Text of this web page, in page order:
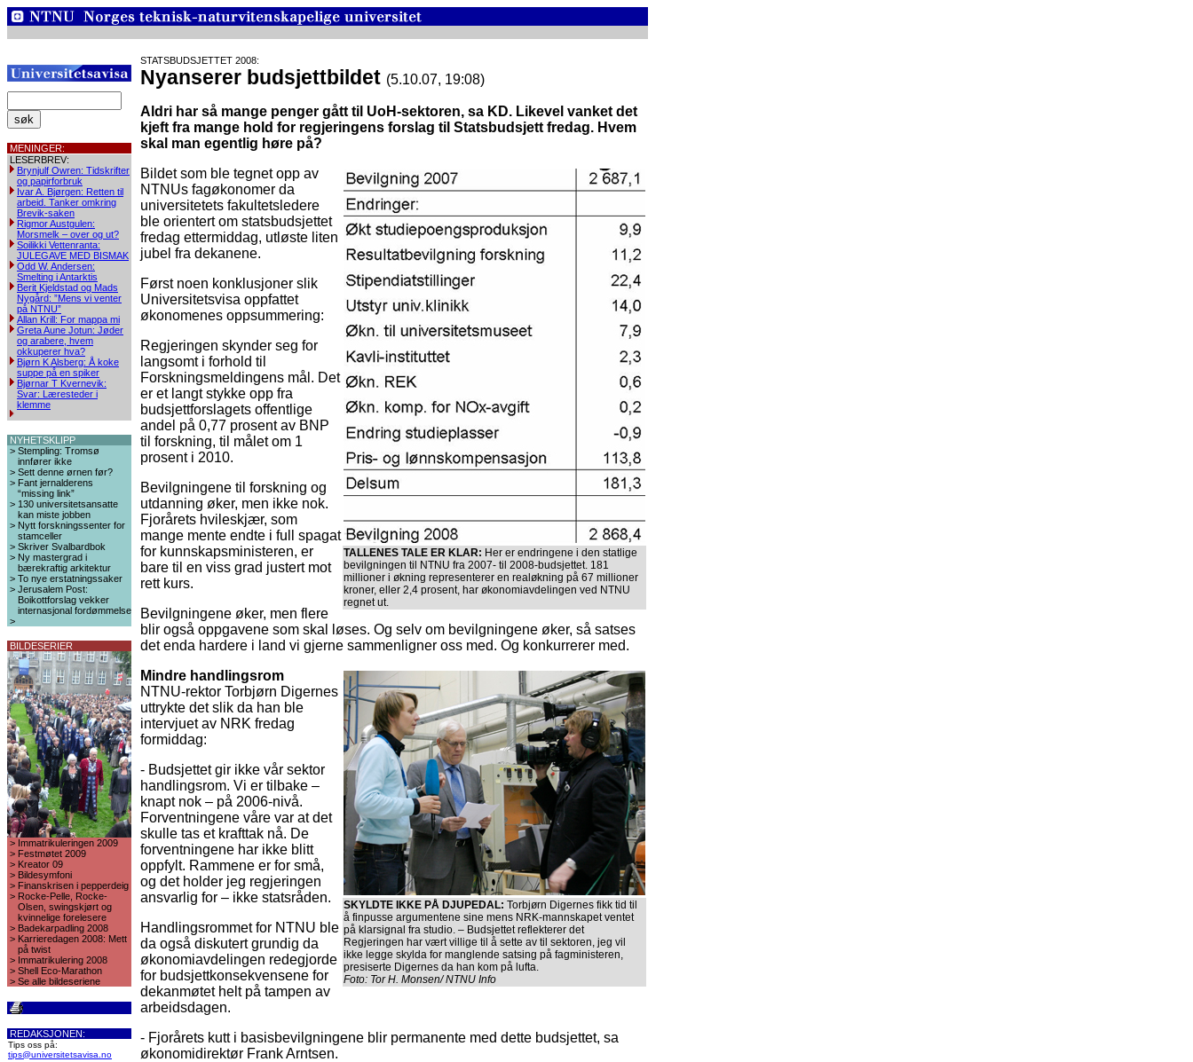
MENINGER:
LESERBREV:
Brynjulf Owren: Tidskrifter
og papirforbruk
Ivar A. Bjørgen: Retten til
arbeid. Tanker omkring
Brevik-saken
Rigmor Austgulen:
Morsmelk – over og ut?
Soilikki Vettenranta:
JULEGAVE MED BISMAK
Odd W. Andersen:
Smelting i Antarktis
Berit Kjeldstad og Mads
Nygård: ”Mens vi venter
på NTNU”
Allan Krill: For mappa mi
Greta Aune Jotun: Jøder
og arabere, hvem
okkuperer hva?
Bjørn K Alsberg: Å koke
suppe på en spiker
Bjørnar T Kvernevik:
Svar: Læresteder i
klemme
NYHETSKLIPP
> Stempling: Tromsø
innfører ikke
> Sett denne ørnen før?
> Fant jernalderens
“missing link”
> 130 universitetsansatte
kan miste jobben
> Nytt forskningssenter for
stamceller
> Skriver Svalbardbok
> Ny mastergrad i
bærekraftig arkitektur
> To nye erstatningssaker
> Jerusalem Post:
Boikottforslag vekker
internasjonal fordømmelse
>
BILDESERIER
> Immatrikuleringen 2009
> Festmøtet 2009
> Kreator 09
> Bildesymfoni
> Finanskrisen i pepperdeig
> Rocke-Pelle, Rocke-
Olsen, swingskjørt og
kvinnelige forelesere
> Badekarpadling 2008
> Karrieredagen 2008: Mett
på twist
> Immatrikulering 2008
> Shell Eco-Marathon
> Se alle bildeseriene
REDAKSJONEN:
Tips oss på:
tips@universitetsavisa.no
STATSBUDSJETTET 2008:
Nyanserer budsjettbildet (5.10.07, 19:08)
Aldri har så mange penger gått til UoH-sektoren, sa KD. Likevel vanket det
kjeft fra mange hold for regjeringens forslag til Statsbudsjett fredag. Hvem
skal man egentlig høre på?
TALLENES TALE ER KLAR: Her er endringene i den statlige
bevilgningen til NTNU fra 2007- til 2008-budsjettet. 181
millioner i økning representerer en realøkning på 67 millioner
kroner, eller 2,4 prosent, har økonomiavdelingen ved NTNU
regnet ut.
Bildet som ble tegnet opp av
NTNUs fagøkonomer da
universitetets fakultetsledere
ble orientert om statsbudsjettet
fredag ettermiddag, utløste liten
jubel fra dekanene.
Først noen konklusjoner slik
Universitetsvisa oppfattet
økonomenes oppsummering:
Regjeringen skynder seg for
langsomt i forhold til
Forskningsmeldingens mål. Det
er et langt stykke opp fra
budsjettforslagets offentlige
andel på 0,77 prosent av BNP
til forskning, til målet om 1
prosent i 2010.
Bevilgningene til forskning og
utdanning øker, men ikke nok.
Fjorårets hvileskjær, som
mange mente endte i full spagat
for kunnskapsministeren, er
bare til en viss grad justert mot
rett kurs.
Bevilgningene øker, men flere
blir også oppgavene som skal løses. Og selv om bevilgningene øker, så satses
det enda hardere i land vi gjerne sammenligner oss med. Og konkurrerer med.
SKYLDTE IKKE PÅ DJUPEDAL: Torbjørn Digernes fikk tid til
å finpusse argumentene sine mens NRK-mannskapet ventet
på klarsignal fra studio. – Budsjettet reflekterer det
Regjeringen har vært villige til å sette av til sektoren, jeg vil
ikke legge skylda for manglende satsing på fagministeren,
presiserte Digernes da han kom på lufta.
Foto: Tor H. Monsen/ NTNU Info
Mindre handlingsrom
NTNU-rektor Torbjørn Digernes
uttrykte det slik da han ble
intervjuet av NRK fredag
formiddag:
- Budsjettet gir ikke vår sektor
handlingsrom. Vi er tilbake –
knapt nok – på 2006-nivå.
Forventningene våre var at det
skulle tas et krafttak nå. De
forventningene har ikke blitt
oppfylt. Rammene er for små,
og det holder jeg regjeringen
ansvarlig for – ikke statsråden.
Handlingsrommet for NTNU ble
da også diskutert grundig da
økonomiavdelingen redegjorde
for budsjettkonsekvensene for
dekanmøtet helt på tampen av
arbeidsdagen.
- Fjorårets kutt i basisbevilgningene blir permanente med dette budsjettet, sa
økonomidirektør Frank Arntsen.